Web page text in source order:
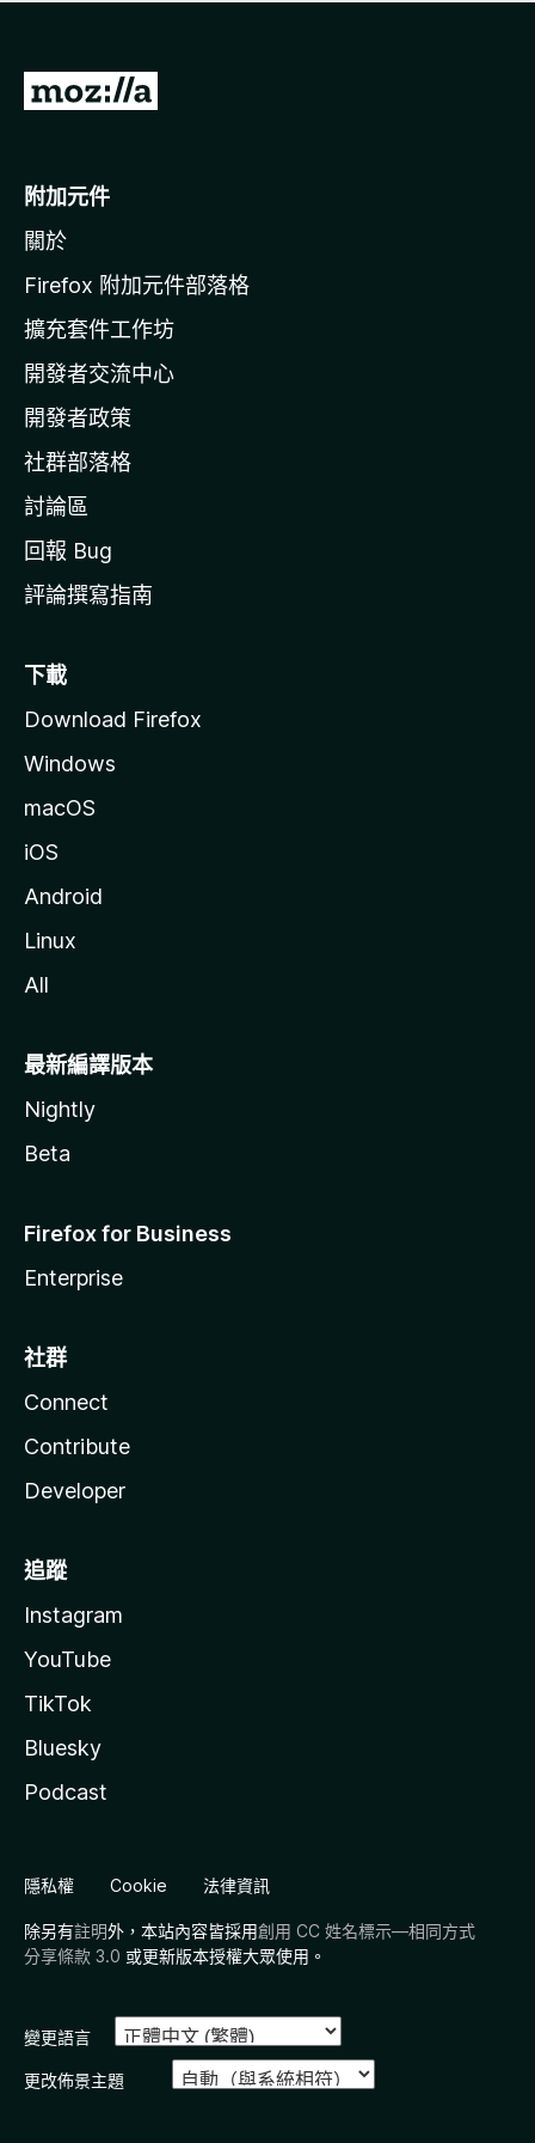
有
前
o
i
l
a
官
網
附加元件
關於
Firefox 附加元件部落格
擴充套件工作坊
開發者交流中心
開發者政策
社群部落格
討論區
回報 Bug
評論撰寫指南
下載
Download Firefox
Windows
macOS
iOS
Android
Linux
All
最新編譯版本
Nightly
Beta
Firefox for Business
Enterprise
社群
Connect
Contribute
Developer
追蹤
Instagram
YouTube
TikTok
Bluesky
Podcast
隱私權 Cookie 法律資訊
除另有註明外，本站內容皆採用創用 CC 姓名標示—相同方式
分享條款 3.0 或更新版本授權大眾使用。
變更語言
更改佈景主題